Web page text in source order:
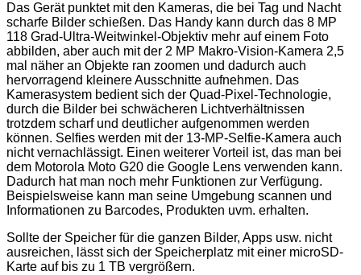
Das Gerät punktet mit den Kameras, die bei Tag und Nacht
scharfe Bilder schießen. Das Handy kann durch das 8 MP
118 Grad-Ultra-Weitwinkel-Objektiv mehr auf einem Foto
abbilden, aber auch mit der 2 MP Makro-Vision-Kamera 2,5
mal näher an Objekte ran zoomen und dadurch auch
hervorragend kleinere Ausschnitte aufnehmen. Das
Kamerasystem bedient sich der Quad-Pixel-Technologie,
durch die Bilder bei schwächeren Lichtverhältnissen
trotzdem scharf und deutlicher aufgenommen werden
können. Selfies werden mit der 13-MP-Selfie-Kamera auch
nicht vernachlässigt. Einen weiterer Vorteil ist, das man bei
dem Motorola Moto G20 die Google Lens verwenden kann.
Dadurch hat man noch mehr Funktionen zur Verfügung.
Beispielsweise kann man seine Umgebung scannen und
Informationen zu Barcodes, Produkten uvm. erhalten.
Sollte der Speicher für die ganzen Bilder, Apps usw. nicht
ausreichen, lässt sich der Speicherplatz mit einer microSD-
Karte auf bis zu 1 TB vergrößern.